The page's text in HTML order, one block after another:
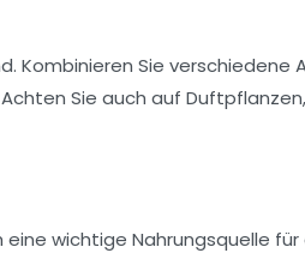
Kombinieren Sie verschiedene
Sie auch auf Duftpflanzen
wichtige Nahrungsquelle